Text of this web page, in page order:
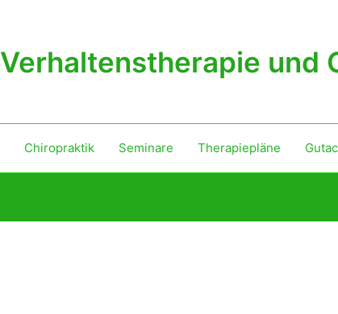
Verhaltenstherapie und
Chiropraktik Seminare Therapiepläne